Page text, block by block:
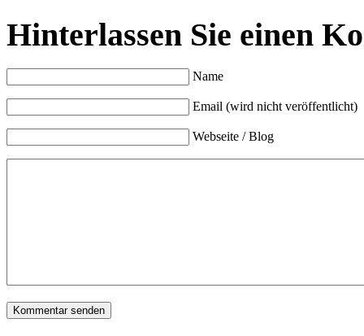
Hinterlassen Sie einen
Name
Email (wird nicht veröffentlicht)
Webseite / Blog